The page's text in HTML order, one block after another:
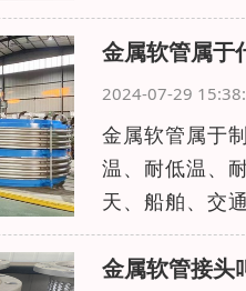
金属软管属于
2024-07-29
金属软管属于
温、耐低温、
天、船舶、交
金属软管接头